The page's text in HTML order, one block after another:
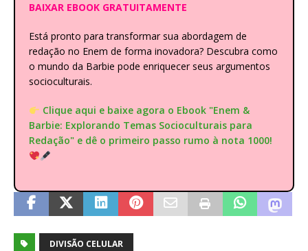
BAIXAR EBOOK GRATUITAMENTE
Está pronto para transformar sua abordagem de
redação no Enem de forma inovadora? Descubra como
o mundo da Barbie pode enriquecer seus argumentos
socioculturais.
Clique aqui e baixe agora o Ebook "Enem &
Barbie: Explorando Temas Socioculturais para
Redação" e dê o primeiro passo rumo à nota 1000!
DIVISÃO CELULAR